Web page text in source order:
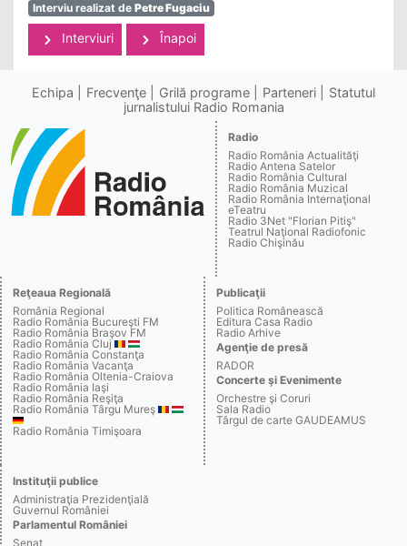
Interviu realizat de Petre Fugaciu
Interviuri Înapoi
Echipa Frecvenţe Grilă programe Parteneri
Statutul
jurnalistului Radio Romania
Radio
Radio România Actualităţi
Radio Antena Satelor
Radio România Cultural
Radio România Muzical
Radio România Internaţional
eTeatru
Radio 3Net "Florian Pitiş"
Teatrul Naţional Radiofonic
Radio Chişinău
Reţeaua Regională
România Regional
Radio România Bucureşti FM
Radio România Braşov FM
Radio România Cluj
Radio România Constanţa
Radio România Vacanţa
Radio România Oltenia-Craiova
Radio România Iaşi
Radio România Reşiţa
Radio România Târgu Mureş
Radio România Timişoara
Publicaţii
Politica Românească
Editura Casa Radio
Radio Arhive
Agenţie de presă
RADOR
Concerte şi Evenimente
Orchestre şi Coruri
Sala Radio
Târgul de carte GAUDEAMUS
Instituţii publice
Administraţia Prezidenţială
Guvernul României
Parlamentul României
Senat